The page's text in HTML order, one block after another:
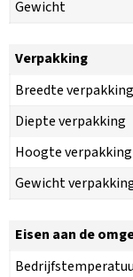
Gewicht
Verpakking
Breedte verpakking
Diepte verpakking
Hoogte verpakking
Gewicht
Eisen aan de